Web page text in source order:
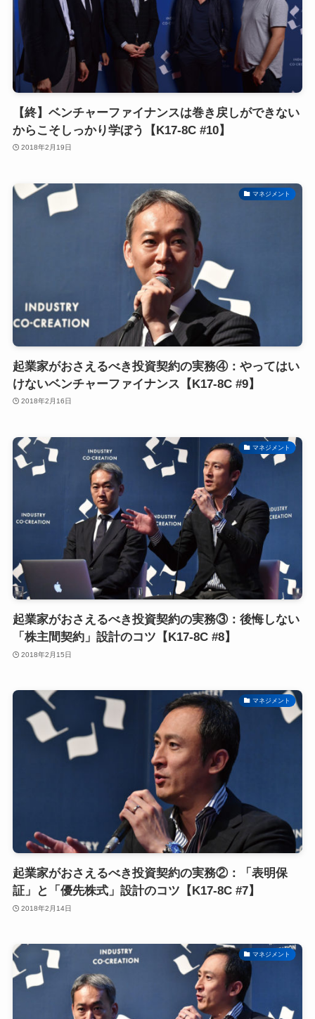
【終】ベンチャーファイナンスは巻き戻しができない
からこそしっかり学ぼう【K17-8C #10】
2018年2月19日
マネジメント
起業家がおさえるべき投資契約の実務④：やってはい
けないベンチャーファイナンス【K17-8C #9】
2018年2月16日
マネジメント
起業家がおさえるべき投資契約の実務③：後悔しない
「株主間契約」設計のコツ【K17-8C #8】
2018年2月15日
マネジメント
起業家がおさえるべき投資契約の実務②：「表明保
証」と「優先株式」設計のコツ【K17-8C #7】
2018年2月14日
マネジメント